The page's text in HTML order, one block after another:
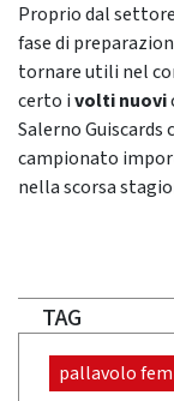
Proprio dal
fase di
tornare utili nel
certo ivolti nuovi
Salerno
campionato
nella scorsa
TAG
pallavolo